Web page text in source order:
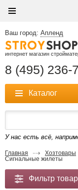
Ваш город: Апленд
интернет магазин
8 (495) 236-
Каталог
У нас есть всё,
Главная Хозтовары
Сигнальные жилеты
Фильтр